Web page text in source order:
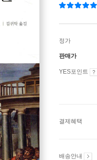
정가
판매가
YES포인트
결제혜택
배송안내